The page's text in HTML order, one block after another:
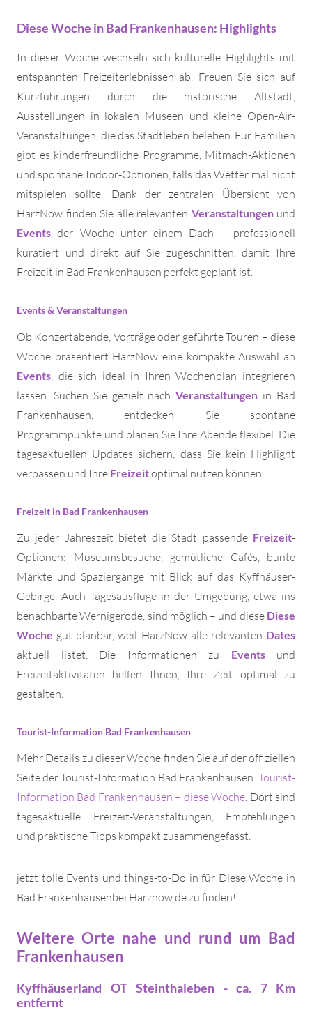
Diese Woche in Bad Frankenhausen: Highlights
In dieser Woche wechseln sich kulturelle Highlights mit
entspannten Freizeiterlebnissen ab. Freuen Sie sich auf
Kurzführungen durch die historische Altstadt,
Ausstellungen in lokalen Museen und kleine Open-Air-
Veranstaltungen, die das Stadtleben beleben. Für Familien
gibt es kinderfreundliche Programme, Mitmach-Aktionen
und spontane Indoor-Optionen, falls das Wetter mal nicht
mitspielen sollte. Dank der zentralen Übersicht von
HarzNow finden Sie alle relevanten Veranstaltungenund
Events der Woche unter einem Dach – professionell
kuratiert und direkt auf Sie zugeschnitten, damit Ihre
Freizeit in Bad Frankenhausen perfekt geplant ist.
Events & Veranstaltungen
Ob Konzertabende, Vorträge oder geführte Touren – diese
Woche präsentiert HarzNow eine kompakte Auswahl an
Events , die sich ideal in Ihren Wochenplan integrieren
lassen. Suchen Sie gezielt nachVeranstaltungen in Bad
Frankenhausen, entdecken Sie spontane
Programmpunkte und planen Sie Ihre Abende flexibel. Die
tagesaktuellen Updates sichern, dass Sie kein Highlight
verpassen und Ihre Freizeitoptimal nutzen können.
Freizeit in Bad Frankenhausen
Zu jeder Jahreszeit bietet die Stadt passende Freizeit-
Optionen: Museumsbesuche, gemütliche Cafés, bunte
Märkte und Spaziergänge mit Blick auf das Kyffhäuser-
Gebirge. Auch Tagesausflüge in der Umgebung, etwa ins
benachbarte Wernigerode, sind möglich – und diese Diese
Woche gut planbar, weil HarzNow alle relevanten Dates
aktuell listet. Die Informationen zu Eventsund
Freizeitaktivitäten helfen Ihnen, Ihre Zeit optimal zu
gestalten.
Tourist-Information Bad Frankenhausen
Mehr Details zu dieser Woche finden Sie auf der offiziellen
Seite der Tourist-Information Bad Frankenhausen: Tourist-
Information Bad Frankenhausen – diese Woche. Dort sind
tagesaktuelle Freizeit-Veranstaltungen, Empfehlungen
und praktische Tipps kompakt zusammengefasst.
jetzt tolle Events und things-to-Do in für Diese Woche in
Bad Frankenhausenbei Harznow.de zu finden!
Weitere Orte nahe und rund um Bad
Frankenhausen
Kyffhäuserland OT Steinthaleben - ca. 7 Km
entfernt